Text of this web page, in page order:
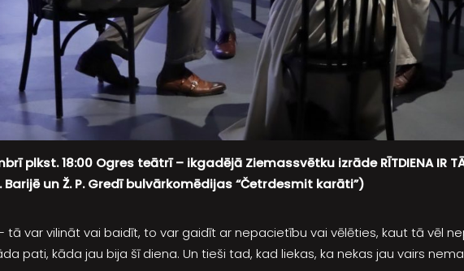
plkst. 18:00 Ogres teātrī – ikgadējā Ziemassvētku izrāde RĪTDIENA IR
Barijē un Ž. P. Gredī bulvārkomēdijas “Četrdesmit karāti”)
tā var vilināt vai baidīt, to var gaidīt ar nepacietību vai vēlēties, kaut tā vēl
pati, kāda jau bija šī diena. Un tieši tad, kad liekas, ka nekas jau vairs